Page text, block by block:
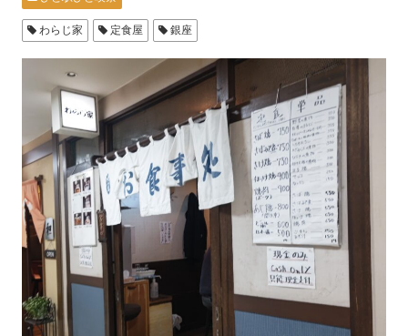
わらじ家 定食屋 銀座